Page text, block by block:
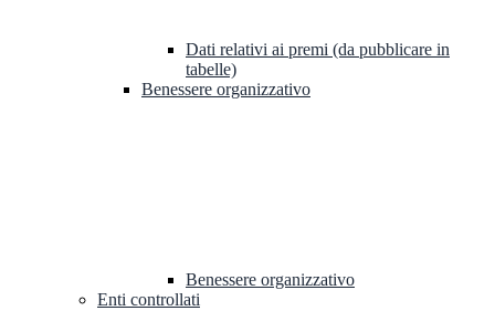
Dati relativi ai premi (da pubblicare in
tabelle)
Benessere organizzativo
Benessere organizzativo
Enti controllati